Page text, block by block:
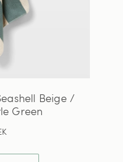
Beige /
Green